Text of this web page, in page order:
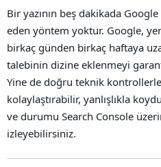
n
ı
K
o
p
y
l
a
Bir yazının beş dakikada
eden yöntem yoktur. Google,
birkaç günden birkaç haftaya
talebinin dizine eklenmeyi
Yine de doğru teknik kontrollerle
kolaylaştırabilir, yanlışlıkla
ve durumu Search Console
izleyebilirsiniz.